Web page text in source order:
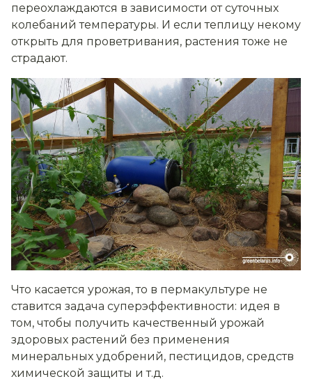
переохлаждаются в зависимости от суточных
колебаний температуры. И если теплицу некому
открыть для проветривания, растения тоже не
страдают.
Что касается урожая, то в пермакультуре не
ставится задача суперэффективности: идея в
том, чтобы получить качественный урожай
здоровых растений без применения
минеральных удобрений, пестицидов, средств
химической защиты и т.д.